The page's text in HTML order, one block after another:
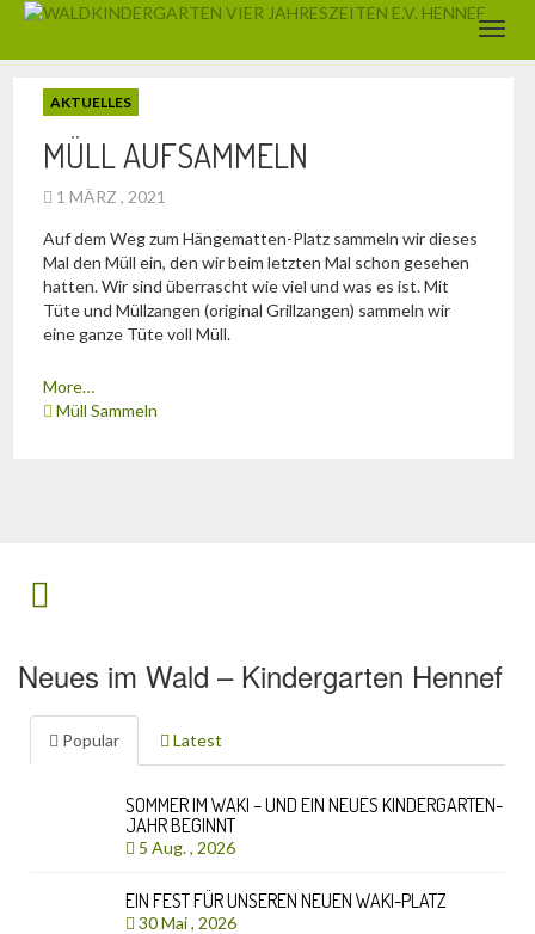
AKTUELLES
MÜLL AUFSAMMELN
1 MÄRZ , 2021
Auf dem Weg zum Hängematten-Platz sammeln wir dieses
Mal den Müll ein, den wir beim letzten Mal schon gesehen
hatten. Wir sind überrascht wie viel und was es ist. Mit
Tüte und Müllzangen (original Grillzangen) sammeln wir
eine ganze Tüte voll Müll.
More…
Müll Sammeln
Neues im Wald – Kindergarten Hennef
Popular Latest
SOMMER IM WAKI – UND EIN NEUES KINDERGARTEN-
JAHR BEGINNT
5 Aug. , 2026
EIN FEST FÜR UNSEREN NEUEN WAKI-PLATZ
30 Mai , 2026